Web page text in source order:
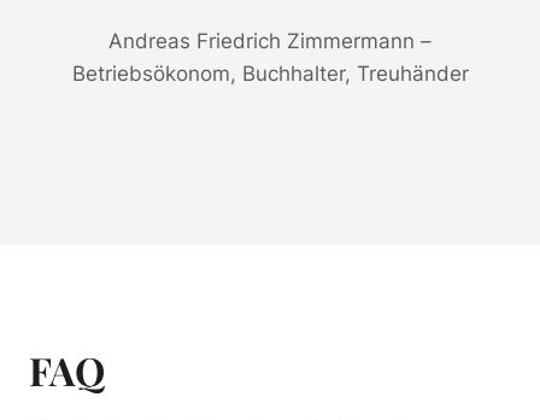
Andreas Friedrich Zimmermann –
Betriebsökonom, Buchhalter, Treuhänder
FAQ